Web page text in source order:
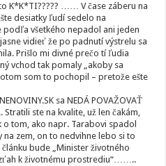
K*K*TI????? …… V čase záberu na
desiatky ľudí sedelo na
podľa všetkého nepadol ani jeden
vidieť že po padnutí výstrelu sa
Prišlo mi divné prečo tí ľudia
vchod tak pomaly „akoby sa
som to pochopil – pretože ešte
sa NEDÁ POVAŽOVAŤ
ste na kvalite, už len čakám,
o tom, ako napr. Tarabovi spadol
na zem, on to nedvihne lebo si to
bude „Minister životného
k životnému prostrediu“……..